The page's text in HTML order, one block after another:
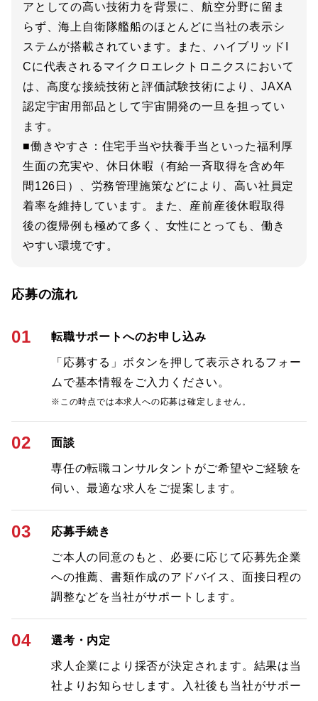
アとしての高い技術力を背景に、航空分野に留ま
らず、海上自衛隊艦船のほとんどに当社の表示シ
ステムが搭載されています。また、ハイブリッドI
Cに代表されるマイクロエレクトロニクスにおいて
は、高度な接続技術と評価試験技術により、JAXA
認定宇宙用部品として宇宙開発の一旦を担ってい
ます。
■働きやすさ：住宅手当や扶養手当といった福利厚
生面の充実や、休日休暇（有給一斉取得を含め年
間126日）、労務管理施策などにより、高い社員定
着率を維持しています。また、産前産後休暇取得
後の復帰例も極めて多く、女性にとっても、働き
やすい環境です。
応募の流れ
01 転職サポートへのお申し込み
「応募する」ボタンを押して表示されるフォー
ムで基本情報をご入力ください。
※この時点では本求人への応募は確定しません。
02 面談
専任の転職コンサルタントがご希望やご経験を
伺い、最適な求人をご提案します。
03 応募手続き
ご本人の同意のもと、必要に応じて応募先企業
への推薦、書類作成のアドバイス、面接日程の
調整などを当社がサポートします。
04 選考・内定
求人企業により採否が決定されます。結果は当
社よりお知らせします。入社後も当社がサポー